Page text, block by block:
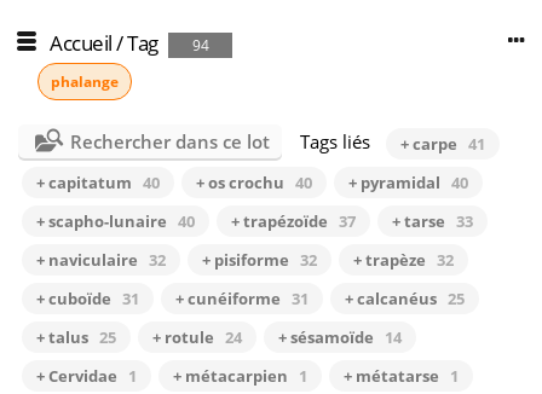
Accueil/Tag
94
phalange
Rechercher dans ce lot Tags liés + carpe 41
+ capitatum 40 + os crochu 40 + pyramidal 40
+ scapho-lunaire 40 + trapézoïde 37 + tarse 33
+ naviculaire 32 + pisiforme 32 + trapèze 32
+ cuboïde 31 + cunéiforme 31 + calcanéus 25
+ talus 25 + rotule 24 + sésamoïde
14
+ Cervidae
1 + métacarpien 1 + métatarse
1